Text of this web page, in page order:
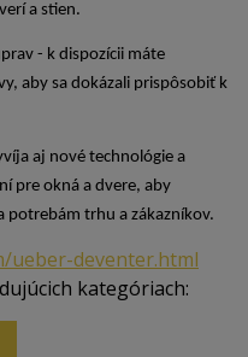
a stien.
- k dispozícii máte
aby sa dokázali prispôsobiť k
aj nové technológie a
pre okná a dvere, aby
potrebám trhu a zákazníkov.
ueber-deventer.html
kategóriach: